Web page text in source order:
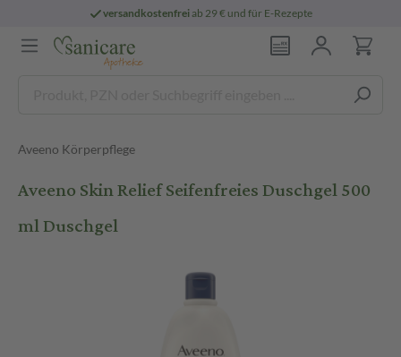
versandkostenfreiab 29 € und für E-Rezepte
Aveeno Körperpflege
Aveeno Skin Relief Seifenfreies Duschgel 500
ml Duschgel